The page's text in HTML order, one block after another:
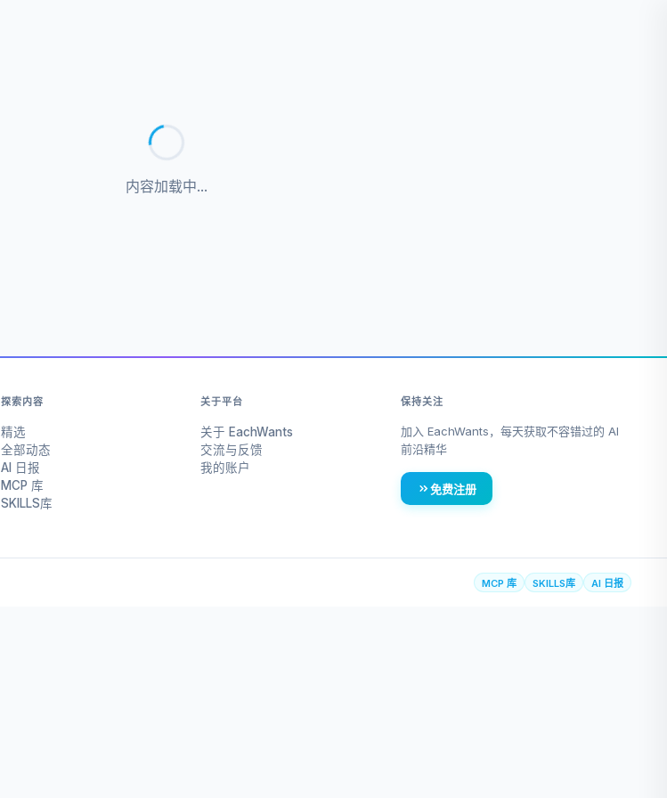
内容加载中...
探索内容
精选
全部动态
AI 日报
MCP 库
SKILLS库
关于平台
关于 EachWants
交流与反馈
我的账户
保持关注
加入 EachWants，每天获取不容错过的 AI
前沿精华
免费注册
MCP 库 SKILLS库 AI 日报